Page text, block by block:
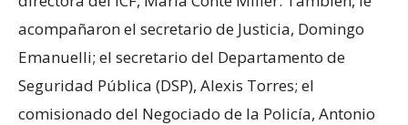
acompañaron el secretario de Justicia, Domingo
Emanuelli; el secretario del Departamento de
Seguridad Pública (DSP), Alexis Torres; el
comisionado del Negociado de la Policía, Antonio